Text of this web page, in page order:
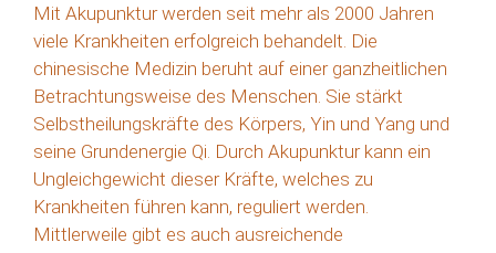
Mit Akupunktur werden seit mehr als 2000 Jahren
viele Krankheiten erfolgreich behandelt. Die
chinesische Medizin beruht auf einer ganzheitlichen
Betrachtungsweise des Menschen. Sie stärkt
Selbstheilungskräfte des Körpers, Yin und Yang und
seine Grundenergie Qi. Durch Akupunktur kann ein
Ungleichgewicht dieser Kräfte, welches zu
Krankheiten führen kann, reguliert werden.
Mittlerweile gibt es auch ausreichende